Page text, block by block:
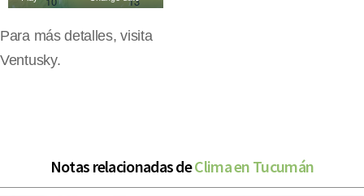
Para más detalles, visita
Ventusky.
Notas relacionadas deClima en Tucumán